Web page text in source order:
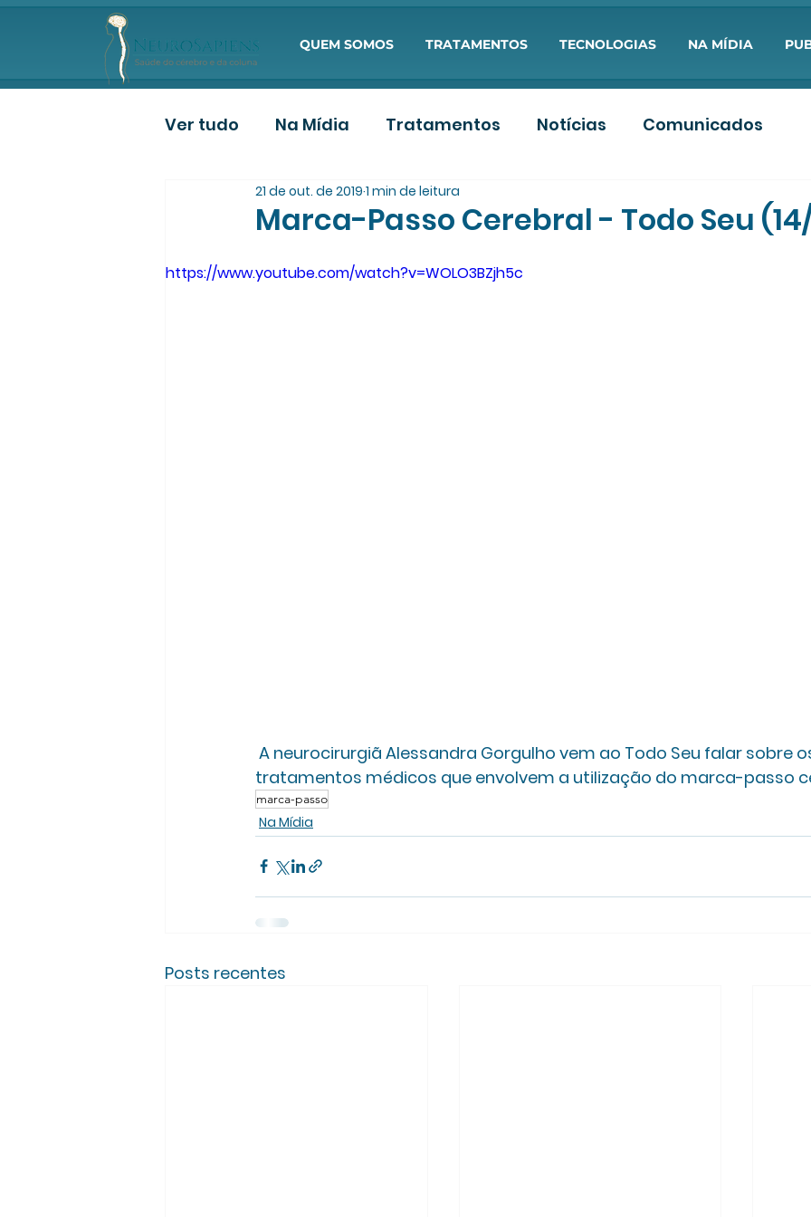
QUEM SOMOS TRATAMENTOS TECNOLOGIAS NA MÍDIA
Ver tudo Na Mídia Tratamentos Notícias Comunicados
Deposição de Pacientes Artigos PDF
Marca-Passo Cerebral - Todo Seu
21 de out. de 2019 1 min de leitura
https://www.youtube.com/watch?v=WOLO3BZjh5c
tratamentos médicos que envolvem a utilização do marca-passo
marca-passo
Na Mídia
Posts recentes